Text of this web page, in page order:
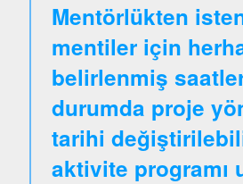
Mentörlükten
mentiler için
belirlenmiş
durumda proje
tarihi
aktivite programı